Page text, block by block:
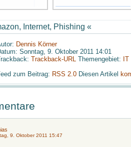
, Internet, Phishing «
Dennis Körner
Sonntag, 9. Oktober 2011 14:01
Trackback-URL Themengebiet: IT
zum Beitrag: RSS 2.0 Diesen Artikel
9. Oktober 2011 15:47